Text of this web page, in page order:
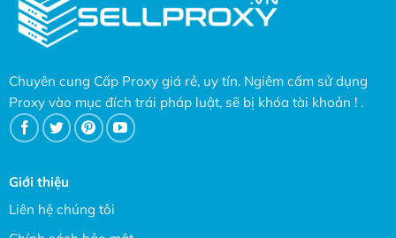
Chuyên cung Cấp Proxy giá rẻ, uy tín. Ngiêm cấm sử dụng
Proxy vào mục đích trái pháp luật, sẽ bị khóa tài khoản ! .
Giới thiệu
Liên hệ chúng tôi